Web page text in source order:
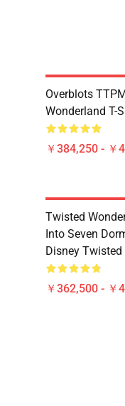
Overblots
Wonderland T-
￥384,250 - ￥
Twisted
Into Seven
Disney
￥362,500 - ￥